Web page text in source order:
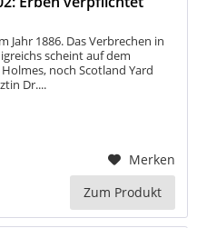
1886. Das Verbrechen in
scheint auf dem
noch Scotland Yard
Dr....
Merken
Zum Produkt